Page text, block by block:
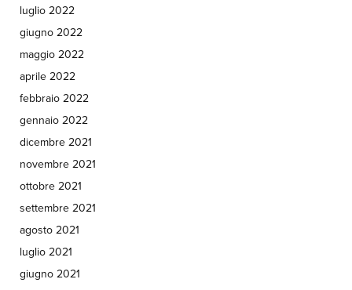
luglio 2022
giugno 2022
maggio 2022
aprile 2022
febbraio 2022
gennaio 2022
dicembre 2021
novembre 2021
ottobre 2021
settembre 2021
agosto 2021
luglio 2021
giugno 2021